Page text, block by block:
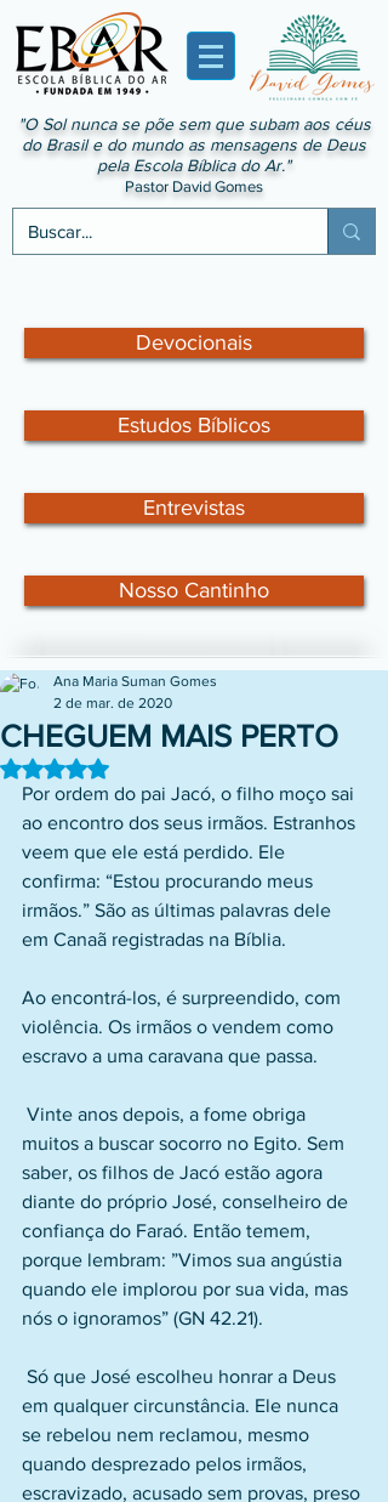
"O Sol nunca se põe sem que subam aos céus
do Brasil e do mundo as mensagens de Deus
pela Escola Bíblica do Ar."
Pastor David Gomes
Devocionais
Estudos Bíblicos
Entrevistas
Nosso Cantinho
CHEGUEM MAIS PERTO
Ana Maria Suman Gomes
2 de mar. de 2020
Avaliado com NaN de 5 estrelas.
Por ordem do pai Jacó, o filho moço sai
ao encontro dos seus irmãos. Estranhos
veem que ele está perdido. Ele
confirma: “Estou procurando meus
irmãos.” São as últimas palavras dele
em Canaã registradas na Bíblia.
Ao encontrá-los, é surpreendido, com
violência. Os irmãos o vendem como
escravo a uma caravana que passa.
muitos a buscar socorro no Egito. Sem
saber, os filhos de Jacó estão agora
diante do próprio José, conselheiro de
confiança do Faraó. Então temem,
porque lembram: ”Vimos sua angústia
quando ele implorou por sua vida, mas
nós o ignoramos” (GN 42.21).
em qualquer circunstância. Ele nunca
se rebelou nem reclamou, mesmo
quando desprezado pelos irmãos,
escravizado, acusado sem provas, preso